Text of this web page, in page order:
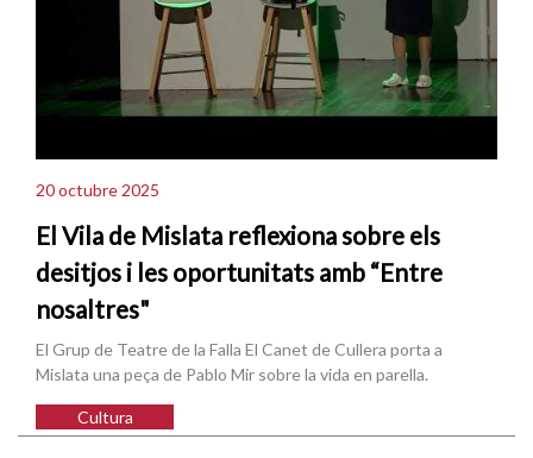
20 octubre 2025
El Vila de Mislata reflexiona sobre els
desitjos i les oportunitats amb “Entre
nosaltres"
El Grup de Teatre de la Falla El Canet de Cullera porta a
Mislata una peça de Pablo Mir sobre la vida en parella.
Cultura